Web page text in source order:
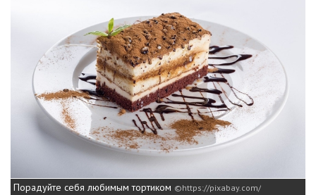
Порадуйте себя любимым тортиком https://pixabay.com/